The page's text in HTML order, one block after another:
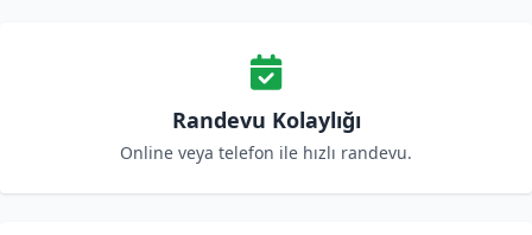
Randevu Kolaylığı
Online veya telefon ile hızlı randevu.